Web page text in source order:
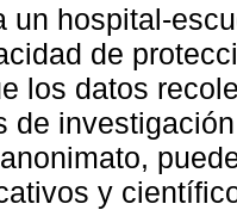
un hospital-
de
los datos
de
y